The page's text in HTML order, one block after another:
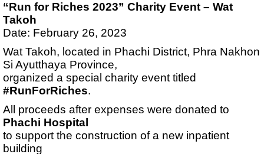
“Run for Riches 2023” Charity Event – Wat
Takoh
Date: February 26, 2023
Wat Takoh, located in Phachi District, Phra Nakhon
Si Ayutthaya Province,
organized a special charity event titled
#RunForRiches.
All proceeds after expenses were donated to
Phachi Hospital
to support the construction of a new inpatient
building